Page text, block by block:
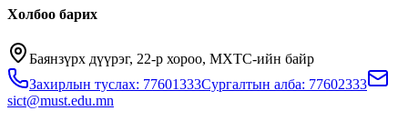
Холбоо барих
Баянзүрх дүүрэг, 22-р хороо, МХТС-ийн байр
Захирлын туслах: 77601333Сургалтын алба: 77602333
sict@must.edu.mn